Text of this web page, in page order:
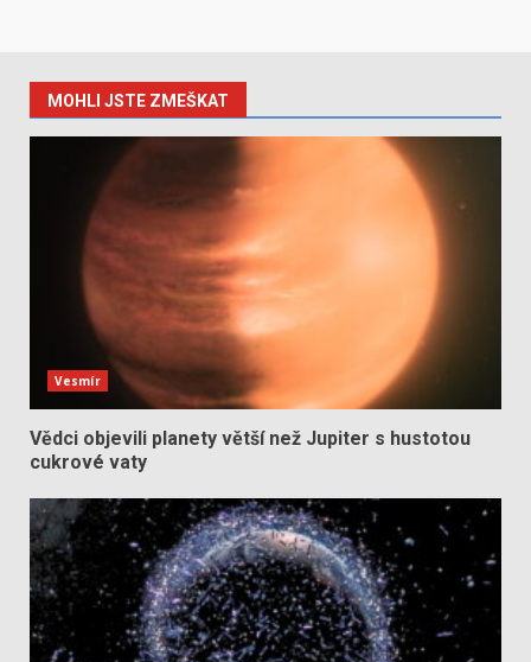
MOHLI JSTE ZMEŠKAT
Vesmír
Vědci objevili planety větší než Jupiter s hustotou
cukrové vaty